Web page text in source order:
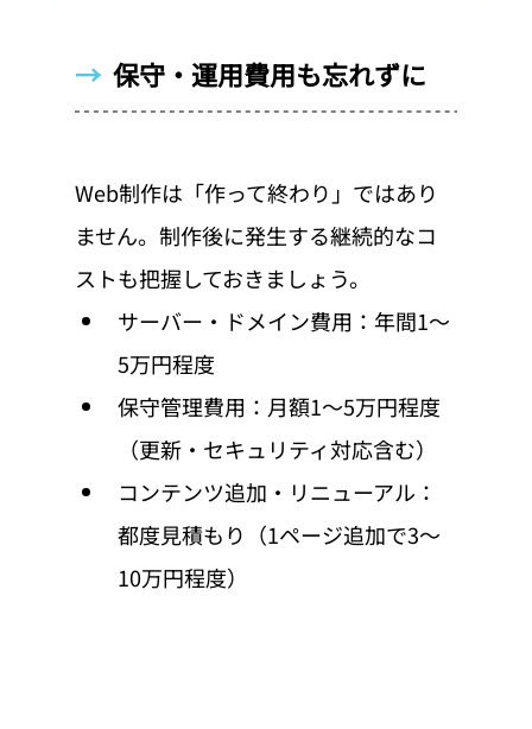
→ 保守・運用費用も忘れずに
Web制作は「作って終わり」ではあり
ません。制作後に発生する継続的なコ
ストも把握しておきましょう。
サーバー・ドメイン費用：年間1〜
5万円程度
保守管理費用：月額1〜5万円程度
（更新・セキュリティ対応含む）
コンテンツ追加・リニューアル：
都度見積もり（1ページ追加で3〜
10万円程度）